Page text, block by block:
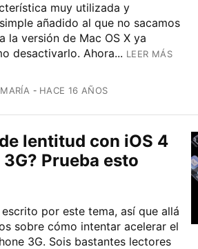
muy utilizada y
añadido al que no sacamos
la versión de Mac OS X ya
desactivarlo. Ahora... LEER MÁS
HACE 16 AÑOS
lentitud con iOS 4
Prueba esto
por este tema, así que allá
sobre cómo intentar acelerar el
3G. Sois bastantes lectores